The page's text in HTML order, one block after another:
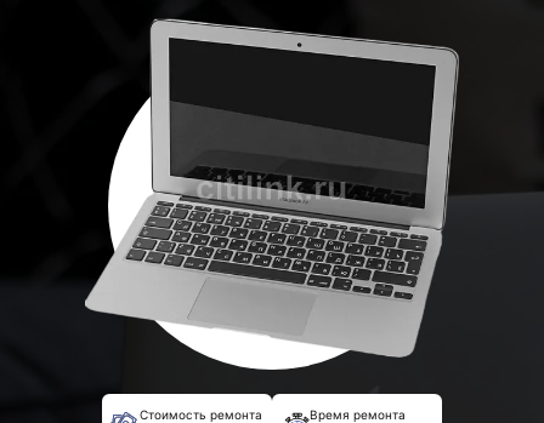
Стоимость ремонта Время ремонта